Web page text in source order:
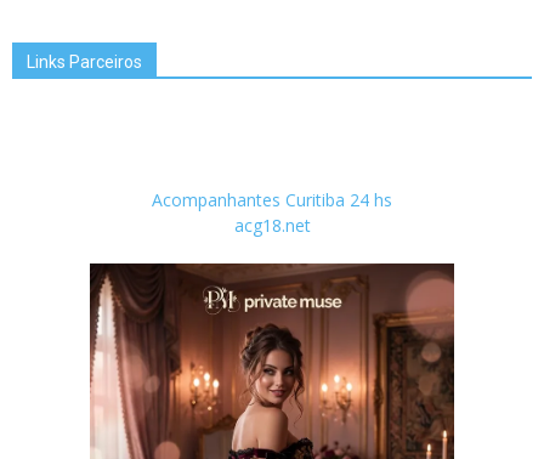
Links Parceiros
Acompanhantes Curitiba 24 hs
acg18.net